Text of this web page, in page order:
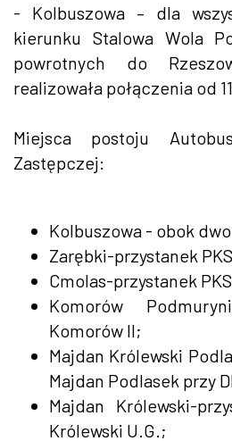
- Kolbuszowa – dla
kierunku Stalowa Wola
powrotnych do
realizowała połączenia od
Miejsca postoju
Zastępczej:
Kolbuszowa - obok
Zarębki-przystanek
Cmolas-przystanek
Komorów
Komorów II;
Majdan Królewski
Majdan Podlasek przy
Majdan Królewski-
Królewski U.G.;